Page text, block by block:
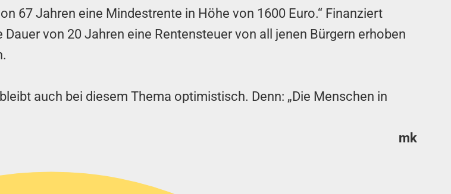
67 Jahren eine Mindestrente in Höhe von 1600 Euro.“ Finanziert
von 20 Jahren eine Rentensteuer von all jenen Bürgern erhoben
auch bei diesem Thema optimistisch. Denn: „Die Menschen in
mk